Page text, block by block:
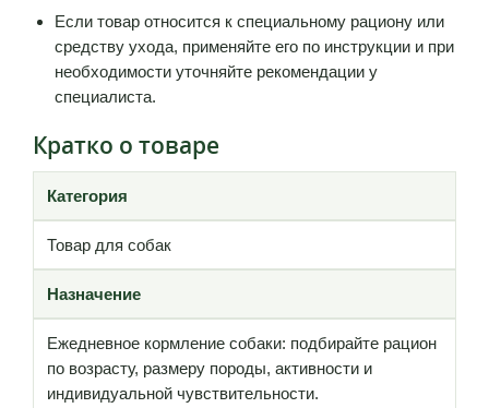
Если товар относится к специальному рациону или
средству ухода, применяйте его по инструкции и при
необходимости уточняйте рекомендации у
специалиста.
Кратко о товаре
Категория
Товар для собак
Назначение
Ежедневное кормление собаки: подбирайте рацион
по возрасту, размеру породы, активности и
индивидуальной чувствительности.